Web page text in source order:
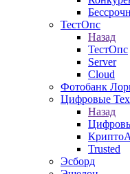
ТестОпс
Назад
ТестОпс
Server
Cloud
Фотобанк
Цифровые
Назад
Trusted
Эсборд